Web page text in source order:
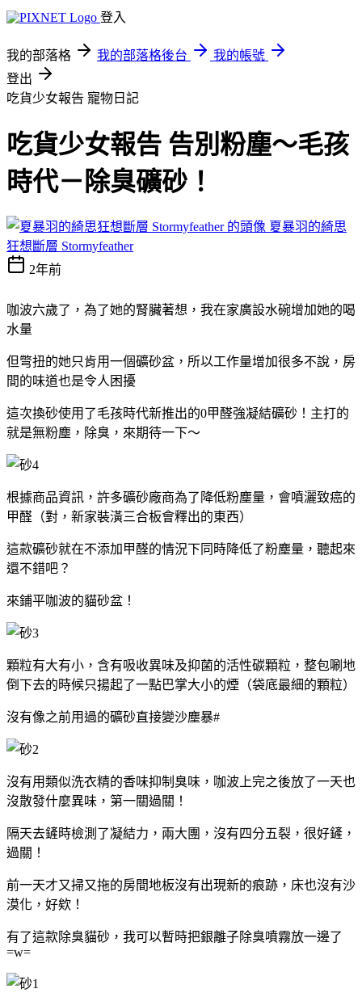
登入
我的部落格 我的部落格後台
我的帳號
登出
吃貨少女報告 寵物日記
吃貨少女報告 告別粉塵～毛孩
時代－除臭礦砂！
夏暴羽的綺思
狂想斷層 Stormyfeather
2年前
咖波六歲了，為了她的腎臟著想，我在家廣設水碗增加她的喝
水量
但彆扭的她只肯用一個礦砂盆，所以工作量增加很多不說，房
間的味道也是令人困擾
這次換砂使用了毛孩時代新推出的0甲醛強凝結礦砂！主打的
就是無粉塵，除臭，來期待一下～
根據商品資訊，許多礦砂廠商為了降低粉塵量，會噴灑致癌的
甲醛（對，新家裝潢三合板會釋出的東西）
這款礦砂就在不添加甲醛的情況下同時降低了粉塵量，聽起來
還不錯吧？
來鋪平咖波的貓砂盆！
顆粒有大有小，含有吸收異味及抑菌的活性碳顆粒，整包唰地
倒下去的時候只揚起了一點巴掌大小的煙（袋底最細的顆粒）
沒有像之前用過的礦砂直接變沙塵暴#
沒有用類似洗衣精的香味抑制臭味，咖波上完之後放了一天也
沒散發什麼異味，第一關過關！
隔天去鏟時檢測了凝結力，兩大團，沒有四分五裂，很好鏟，
過關！
前一天才又掃又拖的房間地板沒有出現新的痕跡，床也沒有沙
漠化，好欸！
有了這款除臭貓砂，我可以暫時把銀離子除臭噴霧放一邊了
=w=